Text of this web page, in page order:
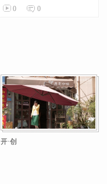
0
0
开·创